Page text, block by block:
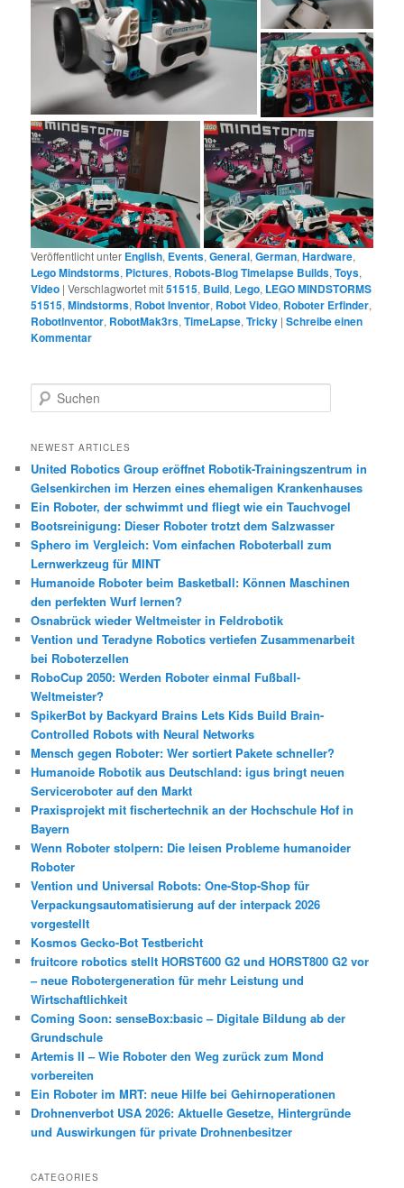
Veröffentlicht unter English, Events,General,German,Hardware,
Lego Mindstorms, Pictures, Robots-Blog Timelapse Builds,Toys,
Video |Verschlagwortet mit51515, Build, Lego, LEGO MINDSTORMS
51515,Mindstorms, Robot Inventor, Robot Video, Roboter Erfinder,
RobotInventor, RobotMak3rs,TimeLapse,Tricky |Schreibe einen
Kommentar
u
h
n
NEWEST ARTICLES
United Robotics Group eröffnet Robotik-Trainingszentrum in
Gelsenkirchen im Herzen eines ehemaligen Krankenhauses
Ein Roboter, der schwimmt und fliegt wie ein Tauchvogel
Bootsreinigung: Dieser Roboter trotzt dem Salzwasser
Sphero im Vergleich: Vom einfachen Roboterball zum
Lernwerkzeug für MINT
Humanoide Roboter beim Basketball: Können Maschinen
den perfekten Wurf lernen?
Osnabrück wieder Weltmeister in Feldrobotik
Vention und Teradyne Robotics vertiefen Zusammenarbeit
bei Roboterzellen
RoboCup 2050: Werden Roboter einmal Fußball-
Weltmeister?
SpikerBot by Backyard Brains Lets Kids Build Brain-
Controlled Robots with Neural Networks
Mensch gegen Roboter: Wer sortiert Pakete schneller?
Humanoide Robotik aus Deutschland: igus bringt neuen
Serviceroboter auf den Markt
Praxisprojekt mit fischertechnik an der Hochschule Hof in
Bayern
Wenn Roboter stolpern: Die leisen Probleme humanoider
Roboter
Vention und Universal Robots: One-Stop-Shop für
Verpackungsautomatisierung auf der interpack 2026
vorgestellt
Kosmos Gecko-Bot Testbericht
fruitcore robotics stellt HORST600 G2 und HORST800 G2 vor
– neue Robotergeneration für mehr Leistung und
Wirtschaftlichkeit
Coming Soon: senseBox:basic – Digitale Bildung ab der
Grundschule
Artemis II – Wie Roboter den Weg zurück zum Mond
vorbereiten
Ein Roboter im MRT: neue Hilfe bei Gehirnoperationen
Drohnenverbot USA 2026: Aktuelle Gesetze, Hintergründe
und Auswirkungen für private Drohnenbesitzer
CATEGORIES